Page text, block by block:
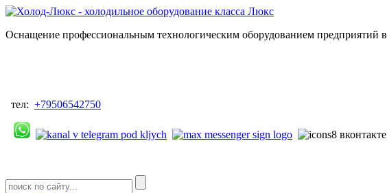
Оснащение профессиональным технологическим оборудованием предприятий
тел: +79506542750